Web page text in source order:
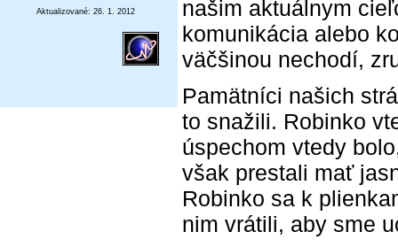
Aktualizované: 26. 1. 2012
našim aktuálnym
komunikácia alebo
väčšinou nechodí,
Pamätníci našich
to snažili. Robinko
úspechom vtedy
však prestali mať
Robinko sa k
nim vrátili, aby sme